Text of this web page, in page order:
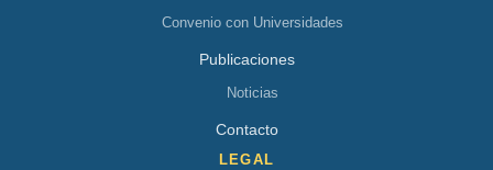
Convenio con Universidades
Publicaciones
Noticias
Contacto
LEGAL